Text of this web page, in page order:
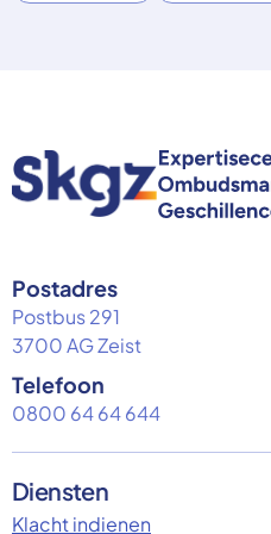
Postadres
Postbus 291
3700 AG Zeist
Telefoon
0800 64 64 644
Diensten
Klacht indienen